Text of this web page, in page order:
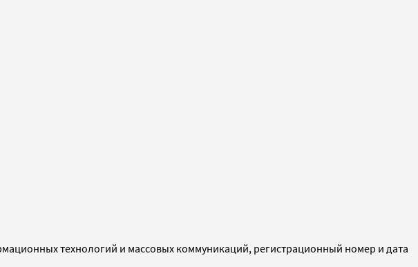
технологий и массовых коммуникаций, регистрационный номер и дата